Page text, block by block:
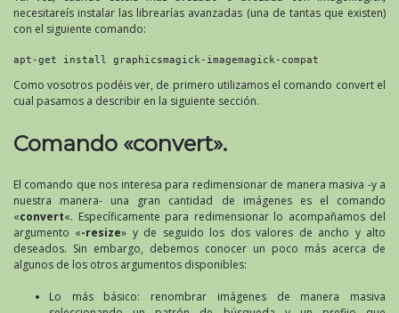
necesitareís instalar las librearías avanzadas (una de tantas que existen)
con el siguiente comando:
apt-get install graphicsmagick-imagemagick-compat
Como vosotros podéis ver, de primero utilizamos el comando convert el
cual pasamos a describir en la siguiente sección.
Comando «convert».
El comando que nos interesa para redimensionar de manera masiva -y a
nuestra manera- una gran cantidad de imágenes es el comando
«convert«. Específicamente para redimensionar lo acompañamos del
argumento «-resize» y de seguido los dos valores de ancho y alto
deseados. Sin embargo, debemos conocer un poco más acerca de
algunos de los otros argumentos disponibles:
Lo más básico: renombrar imágenes de manera masiva